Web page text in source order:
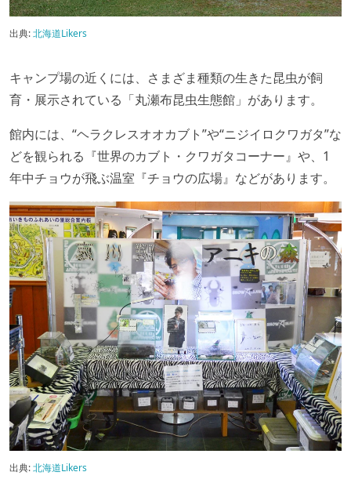
出典:北海道Likers
キャンプ場の近くには、さまざま種類の生きた昆虫が飼
育・展示されている「丸瀬布昆虫生態館」があります。
館内には、“ヘラクレスオオカブト”や“ニジイロクワガタ”な
どを観られる『世界のカブト・クワガタコーナー』や、1
年中チョウが飛ぶ温室『チョウの広場』などがあります。
出典:北海道Likers